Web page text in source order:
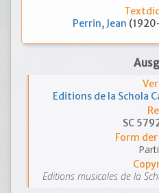
Perrin, Jean
Editions de la Schola
SC
Form
Editions musicales de la